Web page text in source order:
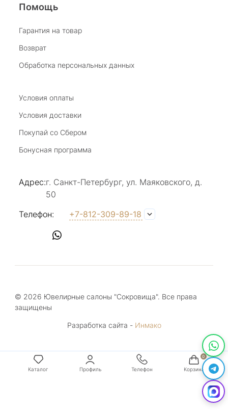
Помощь
Гарантия на товар
Возврат
Обработка персональных данных
Условия оплаты
Условия доставки
Покупай со Сбером
Бонусная программа
Адрес:г. Санкт-Петербург, ул. Маяковского, д.
50
Телефон:
+7-812-309-89-18
© 2026 Ювелирные салоны "Сокровища". Все права
защищены
Разработка сайта - Инмако
Каталог Профиль Телефон Корзина